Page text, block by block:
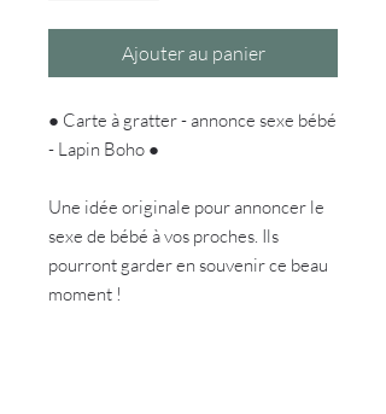
Ajouter au panier
● Carte à gratter - annonce sexe bébé
- Lapin Boho ●
Une idée originale pour annoncer le
sexe de bébé à vos proches. Ils
pourront garder en souvenir ce beau
moment !